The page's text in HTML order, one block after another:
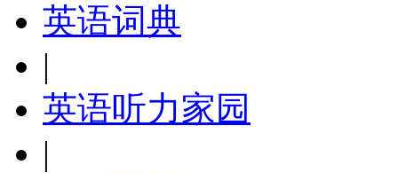
英语词典
|
英语听力家园
|